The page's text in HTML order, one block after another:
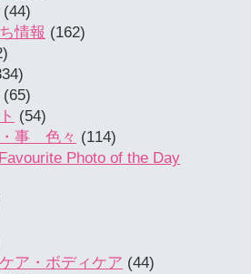
(44)
情報 (162)
(65)
(54)
・事 色々 (114)
Photo of the Day
ア・ボディケア (44)